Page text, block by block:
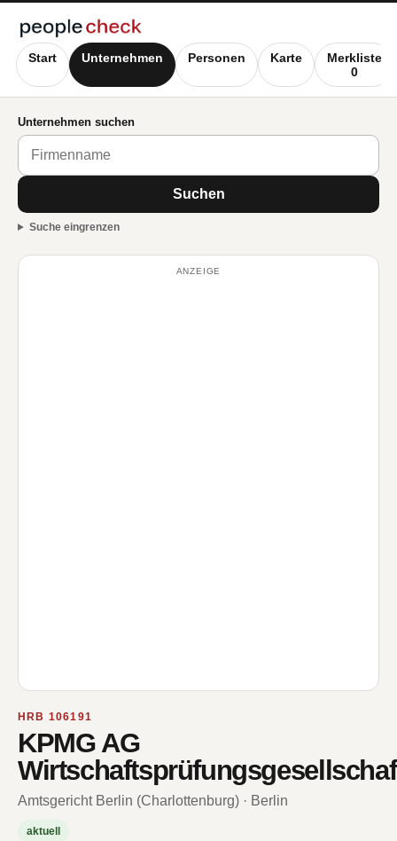
Start Unternehmen Personen Karte
Merkliste
0
Unternehmen suchen
Suchen
Suche eingrenzen
ANZEIGE
HRB 106191
KPMG AG
Amtsgericht Berlin (Charlottenburg) · Berlin
aktuell